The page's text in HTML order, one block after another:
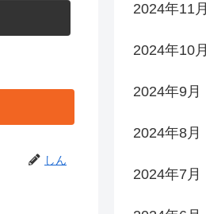
しん
2024年11月
2024年10月
2024年9月
2024年8月
2024年7月